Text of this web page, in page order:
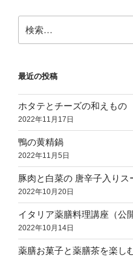
索:
最近の投稿
ホタテとチーズの和えもの
2022年11月17日
鴨の黄精鍋
2022年11月5日
豚肉と白菜の 唐辛子入りス
2022年10月20日
イタリア薬膳料理講座（公
2022年10月14日
薬膳お菓子と薬膳茶を楽し